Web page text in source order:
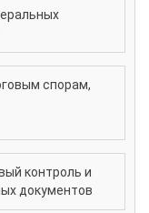
спорам,
контроль и
документов